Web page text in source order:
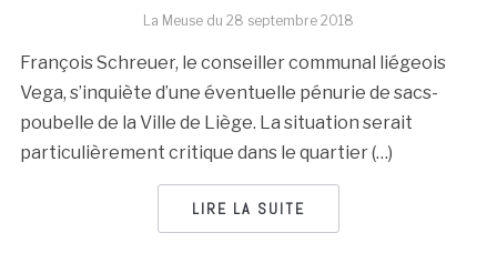
La Meuse du 28 septembre 2018
François Schreuer, le conseiller communal liégeois
Vega, s’inquiète d’une éventuelle pénurie de sacs-
poubelle de la Ville de Liège. La situation serait
particulièrement critique dans le quartier (…)
LIRE LA SUITE